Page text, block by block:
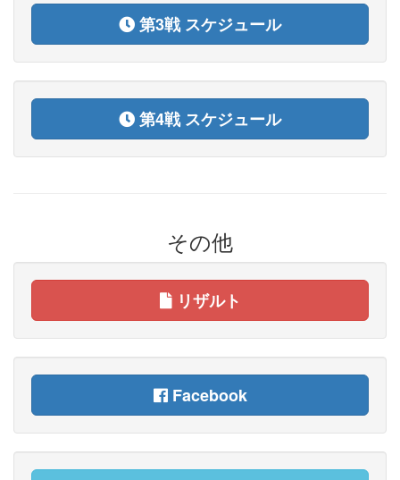
第3戦 スケジュール
第4戦 スケジュール
その他
リザルト
Facebook